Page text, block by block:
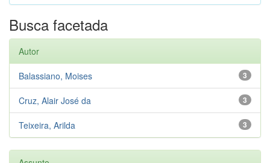
Busca facetada
Autor
3
Balassiano, Moises
3
Cruz, Alair José da
3
Teixeira, Arilda